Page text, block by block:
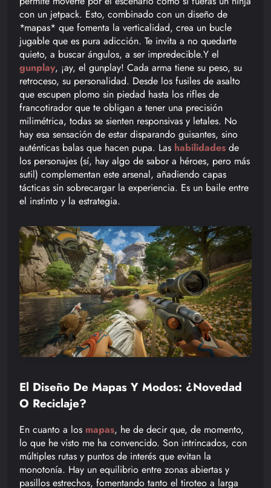
con un jetpack. Esto, combinado con un diseño de
*mapas* que fomenta la verticalidad, crea un bucle
jugable que es pura adicción. Te invita a no quedarte
quieto, a buscar ángulos, a ser impredecible.Y el
gunplay, ¡ay, el gunplay! Cada arma tiene su peso, su
retroceso, su personalidad. Desde los fusiles de asalto
que escupen plomo sin piedad hasta los rifles de
francotirador que te obligan a tener una precisión
milimétrica, todas se sienten responsivas y letales. No
hay esa sensación de estar disparando guisantes, sino
auténticas balas que hacen pupa. Las habilidades de
los personajes (sí, hay algo de sabor a héroes, pero más
sutil) complementan este arsenal, añadiendo capas
tácticas sin sobrecargar la experiencia. Es un baile entre
el instinto y la estrategia.
El Diseño De Mapas Y Modos: ¿Novedad
O Reciclaje?
En cuanto a los mapas, he de decir que, de momento,
lo que he visto me ha convencido. Son intrincados, con
múltiples rutas y puntos de interés que evitan la
monotonía. Hay un equilibrio entre zonas abiertas y
pasillos estrechos, fomentando tanto el tiroteo a larga